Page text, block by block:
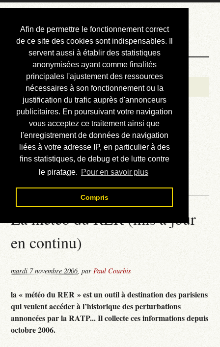
Afin de permettre le fonctionnement correct
de ce site des cookies sont indispensables. Il
servent aussi à établir des statistiques
anonymisées ayant comme finalités
principales l'ajustement des ressources
nécessaires à son fonctionnement ou la
justification du trafic auprès d'annonceurs
publicitaires. En poursuivant votre navigation
vous acceptez ce traitement ainsi que
l'enregistrement de données de navigation
liées à votre adresse IP, en particulier à des
fins statistiques, de debug et de lutte contre
le piratage. Pour en savoir plus
Compris
Courbis, « LE »
Blog Officiel
Bienvenue
Réalisations
Divers (et d’été)
Annonces
Liens externes
Téléchargement
Contact
La météo du RER (mis à jour
en continu)
mardi 7 novembre 2006,parPaul Courbis
la « météo du RER » est un outil à destination des parisiens
qui veulent accéder à l’historique des perturbations
annoncées par la RATP... Il collecte ces informations depuis
octobre 2006.